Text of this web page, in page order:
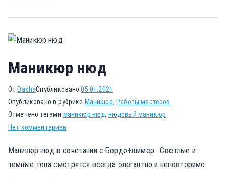
Маникюр нюд
ОтDashaОпубликовано05.01.2021
Опубликовано в рубрике Маникюр,Работы мастеров
Отмечено тегами маникюр нюд, нюдовый маникюр
Нет комментариев
Маникюр нюд в сочетании с Бордо+шимер . Светлые и
темные тона смотрятся всегда элегантно и неповторимо.